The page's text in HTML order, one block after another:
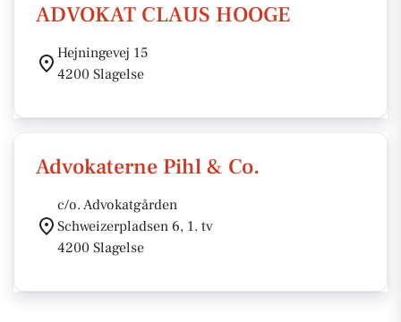
ADVOKAT CLAUS HOOGE
Hejningevej 15
4200 Slagelse
Advokaterne Pihl & Co.
c/o. Advokatgården
Schweizerpladsen 6, 1. tv
4200 Slagelse